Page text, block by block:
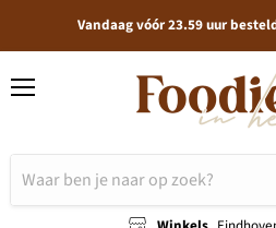
Vandaag vóór 23.59 uur